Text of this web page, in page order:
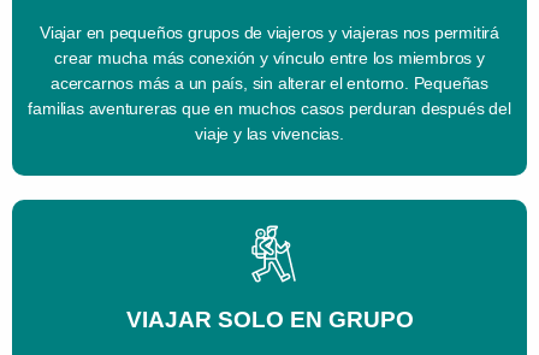
Viajar en pequeños grupos de viajeros y viajeras nos permitirá
crear mucha más conexión y vínculo entre los miembros y
acercarnos más a un país, sin alterar el entorno. Pequeñas
familias aventureras que en muchos casos perduran después del
viaje y las vivencias.
VIAJAR SOLO EN GRUPO